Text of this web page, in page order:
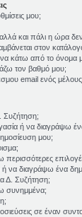
μου;
και πάλι η ώρα
στον
κάτω από το όνομα
τον βαθμό μου;
email ενός μέλους
Συζήτηση;
ή να διαγράψω
μου;
να διαγράψω ένα
Δ. Συζήτηση;
συνημμένα;
σε έναν